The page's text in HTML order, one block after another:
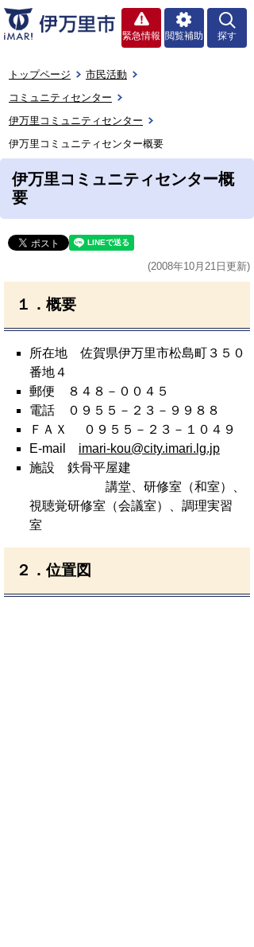
緊急情報 閲覧補助 探す
トップページ
市民活動
コミュニティセンター
伊万里コミュニティセンター
伊万里コミュニティセンター概要
伊万里コミュニティセンター概
要
(2008年10月21日更新)
１．概要
所在地 佐賀県伊万里市松島町３５０
番地４
郵便 ８４８－００４５
電話 ０９５５－２３－９９８８
ＦＡＸ ０９５５－２３－１０４９
E-mail imari-kou@city.imari.lg.jp
施設 鉄骨平屋建
講堂、研修室（和室）、
視聴覚研修室（会議室）、調理実習
室
２．位置図